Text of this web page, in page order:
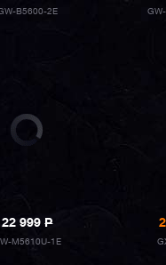
B5600-2E
22 999P
M5610U-1E